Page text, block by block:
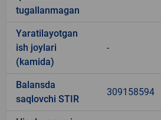
tugallanmagan
Yaratilayotgan
ish joylari
(kamida)
-
Balansda
saqlovchi STIR
309158594